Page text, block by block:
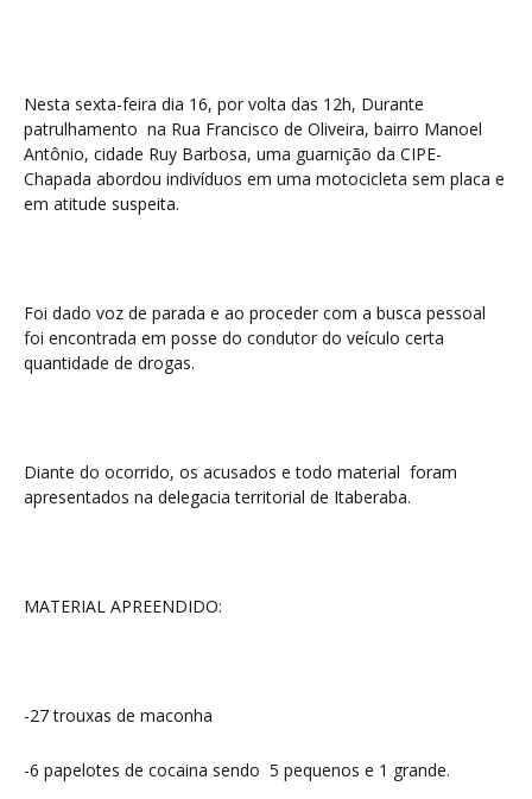
Nesta sexta-feira dia 16, por volta das 12h, Durante
patrulhamento na Rua Francisco de Oliveira, bairro Manoel
Antônio, cidade Ruy Barbosa, uma guarnição da CIPE-
Chapada abordou indivíduos em uma motocicleta sem placa e
em atitude suspeita.
Foi dado voz de parada e ao proceder com a busca pessoal
foi encontrada em posse do condutor do veículo certa
quantidade de drogas.
Diante do ocorrido, os acusados e todo material foram
apresentados na delegacia territorial de Itaberaba.
MATERIAL APREENDIDO:
-27 trouxas de maconha
-6 papelotes de cocaina sendo 5 pequenos e 1 grande.